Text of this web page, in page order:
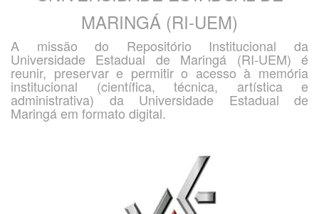
MARINGÁ (RI-UEM)
A missão do Repositório Institucional da
Universidade Estadual de Maringá (RI-UEM) é
reunir, preservar e permitir o acesso à memória
institucional (científica, técnica, artística e
administrativa) da Universidade Estadual de
Maringá em formato digital.